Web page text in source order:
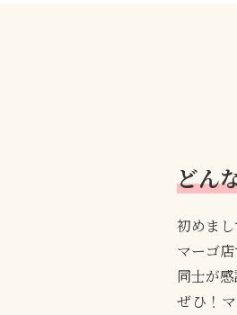
どん
初めま
マーゴ
同士が
ぜひ！